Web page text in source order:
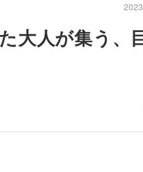
大人が集う、